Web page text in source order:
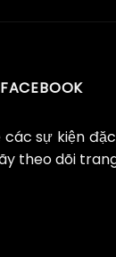
sự kiện
theo dõi